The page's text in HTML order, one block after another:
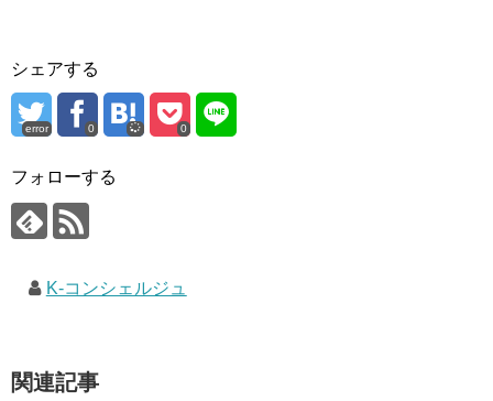
シェアする
error 0 0
フォローする
K-コンシェルジュ
関連記事